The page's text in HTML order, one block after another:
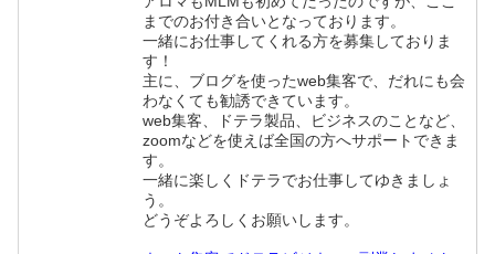
までのお付き合いとなっております。
一緒にお仕事してくれる方を募集しておりま
す！
主に、ブログを使ったweb集客で、だれにも会
わなくても勧誘できています。
web集客、ドテラ製品、ビジネスのことなど、
zoomなどを使えば全国の方へサポートできま
す。
一緒に楽しくドテラでお仕事してゆきましょ
う。
どうぞよろしくお願いします。